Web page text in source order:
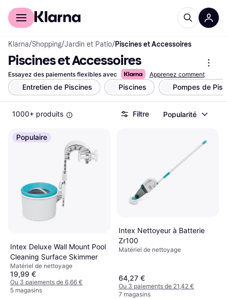
Acheter avec Klarna
Klarna/Shopping/Jardin et Patio/Piscines et Accessoires
Piscines et Accessoires
Essayez des paiements flexibles avec Apprenez comment
Entretien de Piscines Piscines Pompes de
1000+ produits Filtre Popularité
Populaire
Intex Deluxe Wall Mount Pool
Cleaning Surface Skimmer
Matériel de nettoyage
19,99 €
Ou 3 paiements de 6,66 €
5 magasins
Intex Nettoyeur à Batterie
Zr100
Matériel de nettoyage
64,27 €
Ou 3 paiements de 21,42 €
7 magasins